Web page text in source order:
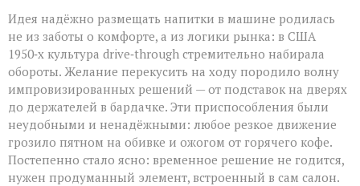
Идея надёжно размещать напитки в машине родилась
не из заботы о комфорте, а из логики рынка: в США
1950‑х культура drive‑through стремительно набирала
обороты. Желание перекусить на ходу породило волну
импровизированных решений — от подставок на дверях
до держателей в бардачке. Эти приспособления были
неудобными и ненадёжными: любое резкое движение
грозило пятном на обивке и ожогом от горячего кофе.
Постепенно стало ясно: временное решение не годится,
нужен продуманный элемент, встроенный в сам салон.